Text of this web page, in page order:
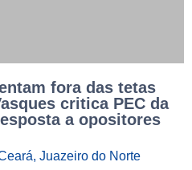
fora das tetas
critica PEC da
a opositores
, Juazeiro do Norte